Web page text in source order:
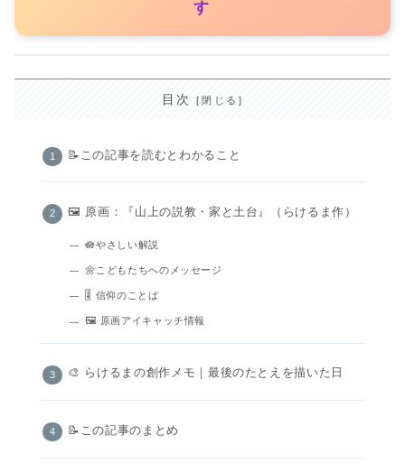
す
目次
📝この記事を読むとわかること
🖼️ 原画：『山上の説教・家と土台』（らけるま作）
🪷やさしい解説
🌼こどもたちへのメッセージ
🎚️ 信仰のことば
🖼 原画アイキャッチ情報
🎨 らけるまの創作メモ｜最後のたとえを描いた日
📝この記事のまとめ